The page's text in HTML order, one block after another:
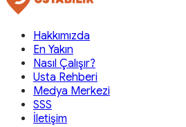
Hakkımızda
En Yakın
Nasıl Çalışır?
Usta Rehberi
Medya Merkezi
SSS
İletişim